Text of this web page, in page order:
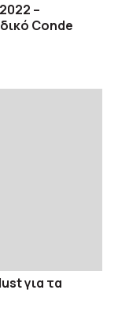
–
Conde
για τα